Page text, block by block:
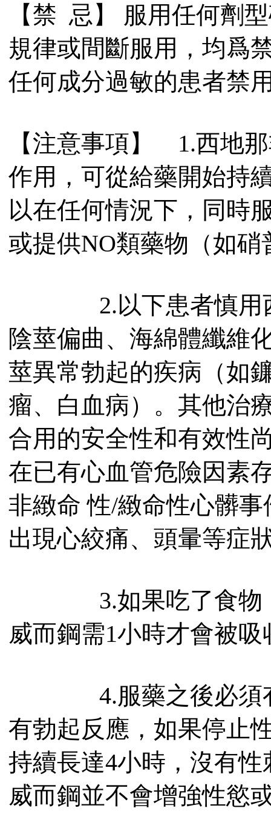
【禁 忌】 服用任何劑
規律或間斷服用，均爲
任何成分過敏的患者禁
【注意事項】 1.西地
作用，可從給藥開始持
以在任何情況下，同時
或提供NO類藥物（如硝
2.以下患者慎用西
陰莖偏曲、海綿體纖維
莖異常勃起的疾病（如
瘤、白血病）。其他治
合用的安全性和有效性
在已有心血管危險因素
非緻命 性/緻命性心髒
出現心絞痛、頭暈等症
3.如果吃了食物，
威而鋼需1小時才會被
4.服藥之後必須有
有勃起反應，如果停止
持續長達4小時，沒有
威而鋼並不會增強性慾